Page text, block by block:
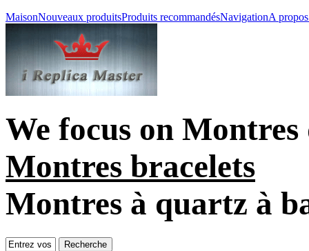
MaisonNouveaux produitsProduits recommandésNavigationA
We focus on Montres
Montres bracelets
Montres à quartz à